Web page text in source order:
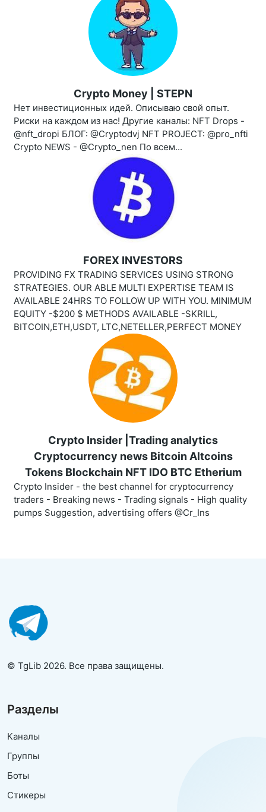
Crypto Money | STEPN
Нет инвестиционных идей. Описываю свой опыт.
Риски на каждом из нас! Другие каналы: NFT Drops -
@nft_dropi БЛОГ: @Cryptodvj NFT PROJECT: @pro_nfti
Crypto NEWS - @Crypto_nen По всем...
FOREX INVESTORS
PROVIDING FX TRADING SERVICES USING STRONG
STRATEGIES. OUR ABLE MULTI EXPERTISE TEAM IS
AVAILABLE 24HRS TO FOLLOW UP WITH YOU. MINIMUM
EQUITY -$200 $ METHODS AVAILABLE -SKRILL,
BITCOIN,ETH,USDT, LTC,NETELLER,PERFECT MONEY
Crypto Insider |Trading analytics
Cryptocurrency news Bitcoin Altcoins
Tokens Blockchain NFT IDO BTC Etherium
Crypto Insider - the best channel for cryptocurrency
traders - Breaking news - Trading signals - High quality
pumps Suggestion, advertising offers @Cr_Ins
© TgLib 2026. Все права защищены.
Разделы
Каналы
Группы
Боты
Стикеры